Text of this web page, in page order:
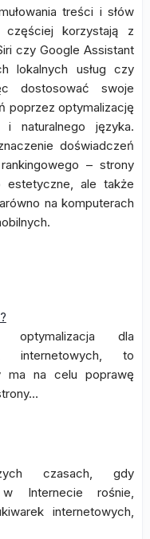
treści i słów
częściej korzystają z
czy Google Assistant
lokalnych usług czy
dostosować swoje
poprzez optymalizację
naturalnego języka.
doświadczeń
– strony
estetyczne, ale także
na komputerach
optymalizacja dla
internetowych, to
ma na celu poprawę
czasach, gdy
w Internecie rośnie,
internetowych,